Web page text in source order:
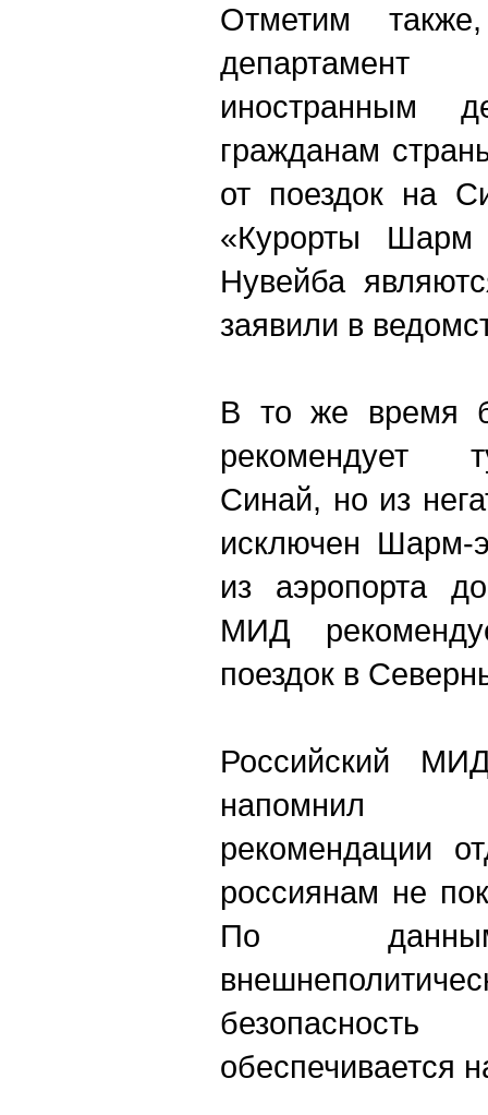
Отметим
иностранным
гражданам
от поездок на
«Курорты
Нувейба
заявили в
В то же время
рекомендует
Синай, но из
исключен Шарм-
из аэропорта
МИД
поездок в
Российский
рекомендации
россиянам не
По данным
обеспечивается